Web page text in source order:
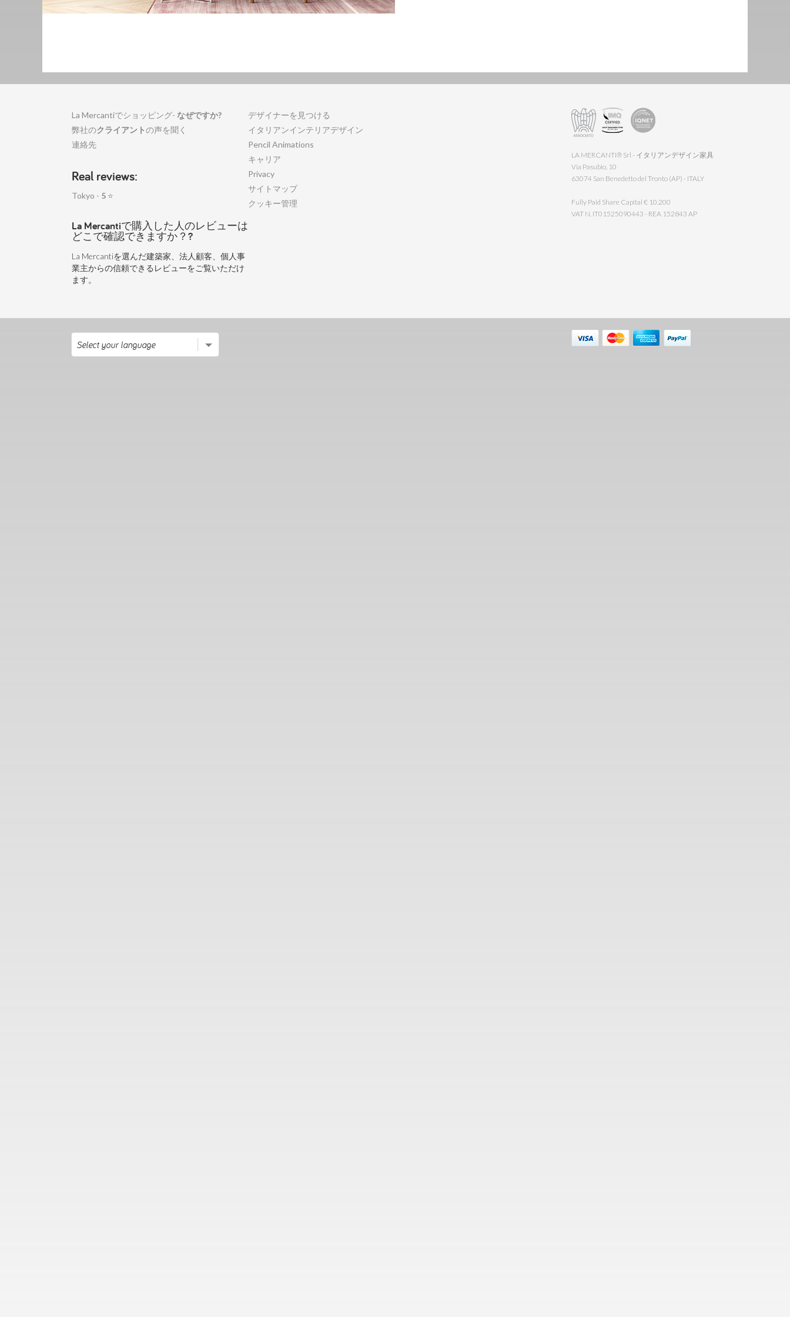
La Mercantiでショッピング- なぜですか?
弊社のクライアントの声を聞く
連絡先
Real reviews:
Tokyo - 5 ⭐
La Mercantiで購入した人のレビューは
どこで確認できますか？?
La Mercantiを選んだ建築家、法人顧客、個人事
業主からの信頼できるレビューをご覧いただけ
ます。
デザイナーを見つける
イタリアンインテリアデザイン
Pencil Animations
キャリア
Privacy
サイトマップ
クッキー管理
LA MERCANTI® Srl - イタリアンデザイン家具
Via Pasubio, 10
63074 San Benedetto del Tronto (AP) - ITALY
Fully Paid Share Capital € 10.200
VAT N. IT01525090443 - REA 152843 AP